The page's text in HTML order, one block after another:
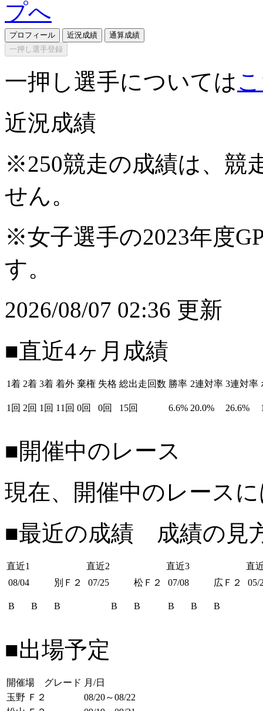
プロフィール 近況成績
通算成績
一押し選手登録
一押し選手については
近況成績
※250競走の成績は、競
せん。
※女子選手の2023年度
す。
2026/08/07 02:36 更新
■直近4ヶ月成績
1着 2着 3着 着外 棄権 失格 総出走回数 勝率 2連対率 3連対率
1回 2回 1回 11回 0回 0回 15回 6.6% 20.0% 26.6%
■開催中のレース
現在、開催中のレース
■最近の成績 成績の見
直近1 直近2 直近3
直
08/04
別Ｆ２
B B B
07/25 松Ｆ２
B B
07/08 広Ｆ２
B B B
05/
■出場予定
開催場 グレード 月/日
玉野 Ｆ２
08/20～08/22